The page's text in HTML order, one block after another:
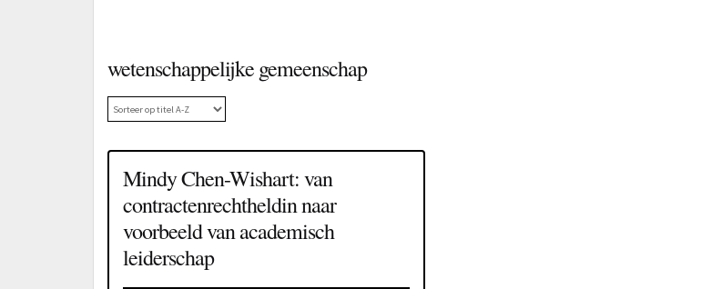
wetenschappelijke gemeenschap
Mindy Chen-Wishart: van
contractenrechtheldin naar
voorbeeld van academisch
leiderschap